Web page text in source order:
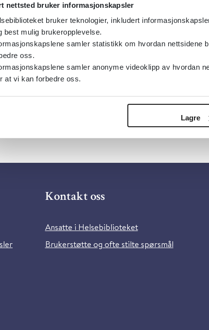
nettsted bruker informasjonskapsler
bruker teknologier, inkludert
best mulig brukeropplevelse.
samler statistikk om hvordan nettsidene
oss.
samler anonyme videoklipp av hvordan
at vi kan forbedre oss.
Lagre
Psykisk helse, Traumer, stress og
Emner:Barn og unge, Seksuelle overgrep
Dokumenttype:Oppsummert
Utgiver:Nasjonalt kunnskapssenter om
Språk:Norsk
Kontakt oss
Ansatte i Helsebiblioteket
Brukerstøtte og ofte stilte spørsmål